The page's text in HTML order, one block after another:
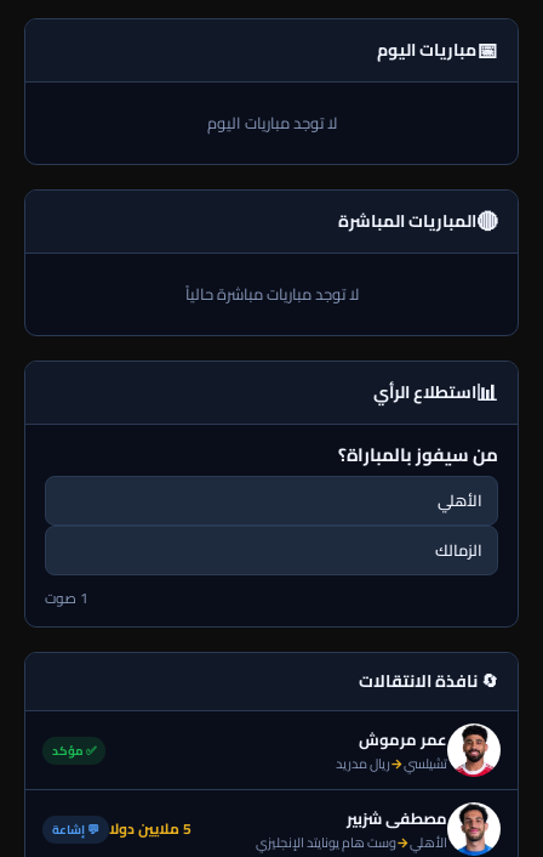
📅مباريات اليوم
لا توجد مباريات اليوم
🔴المباريات المباشرة
لا توجد مباريات مباشرة حالياً
📊استطلاع الرأي
من سيفوز بالمباراة؟
الأهلي
الزمالك
1 صوت
🔄 نافذة الانتقالات
عمر مرموش
تشيلسي→ريال مدريد
✅ مؤكد
مصطفى شزبير
الأهلي→وست هام يونايتد الإنجليزي 5 ملايين دولا 💬 إشاعة